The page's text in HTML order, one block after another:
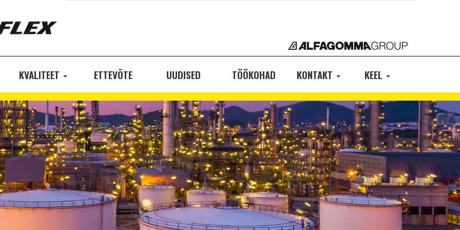
KVALITEET ETTEVÕTE UUDISED TÖÖKOHAD KONTAKT KEEL